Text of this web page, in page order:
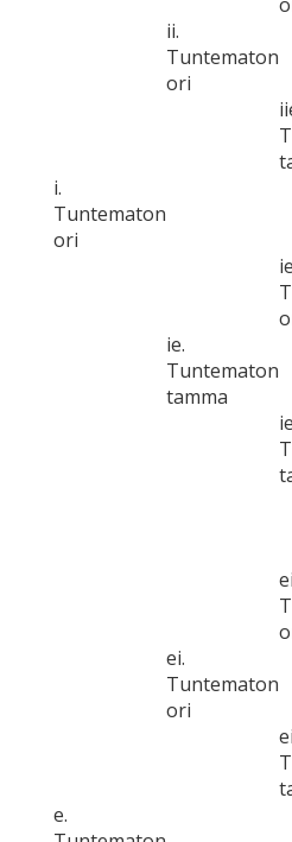
i.
Tuntematon
ori
ii.
Tuntematon
ori
ie.
Tuntematon
tamma
e.
ei.
Tuntematon
ori